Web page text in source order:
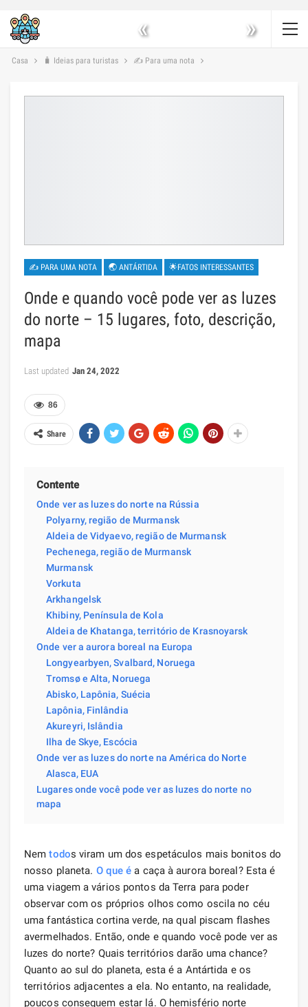
« »
Casa 🧳 Ideias para turistas ✍ Para uma nota
✍ PARA UMA NOTA 🌏 ANTÁRTIDA 🌟FATOS INTERESSANTES
Onde e quando você pode ver as luzes
do norte – 15 lugares, foto, descrição,
mapa
Last updated Jan 24, 2022
86
Share
Contente
Onde ver as luzes do norte na Rússia
Polyarny, região de Murmansk
Aldeia de Vidyaevo, região de Murmansk
Pechenega, região de Murmansk
Murmansk
Vorkuta
Arkhangelsk
Khibiny, Península de Kola
Aldeia de Khatanga, território de Krasnoyarsk
Onde ver a aurora boreal na Europa
Longyearbyen, Svalbard, Noruega
Tromsø e Alta, Noruega
Abisko, Lapônia, Suécia
Lapônia, Finlândia
Akureyri, Islândia
Ilha de Skye, Escócia
Onde ver as luzes do norte na América do Norte
Alasca, EUA
Lugares onde você pode ver as luzes do norte no
mapa
Nemtodos viram um dos espetáculos mais bonitos do
nosso planeta. O que é a caça à aurora boreal? Esta é
uma viagem a vários pontos da Terra para poder
observar com os próprios olhos como oscila no céu
uma fantástica cortina verde, na qual piscam flashes
avermelhados. Então, onde e quando você pode ver as
luzes do norte? Quais territórios darão uma chance?
Quanto ao sul do planeta, esta é a Antártida e os
territórios adjacentes a ela. No entanto, na realidade,
poucos conseguem estar lá. O hemisfério norte